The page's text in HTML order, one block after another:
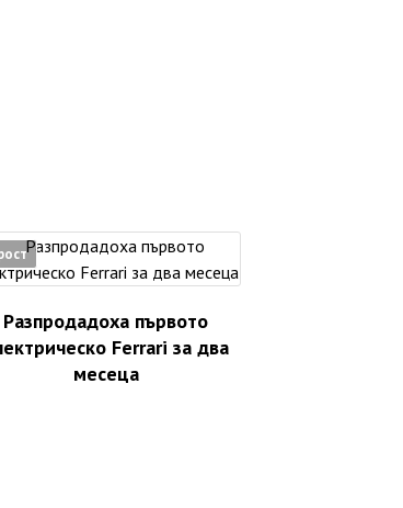
Разпродадоха първото
Ferrari за два
месеца